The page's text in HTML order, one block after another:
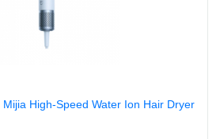
High-Speed Water Ion Hair Dryer